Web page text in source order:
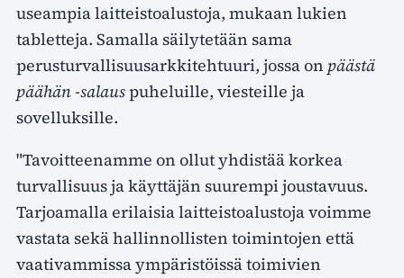
useampia laitteistoalustoja, mukaan lukien
tabletteja. Samalla säilytetään sama
perusturvallisuusarkkitehtuuri, jossa on päästä
päähän -salauspuheluille, viesteille ja
sovelluksille.
"Tavoitteenamme on ollut yhdistää korkea
turvallisuus ja käyttäjän suurempi joustavuus.
Tarjoamalla erilaisia laitteistoalustoja voimme
vastata sekä hallinnollisten toimintojen että
vaativammissa ympäristöissä toimivien